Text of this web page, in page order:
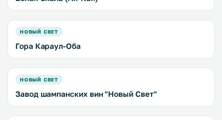
НОВЫЙ СВЕТ
Гора Караул-Оба
НОВЫЙ СВЕТ
Завод шампанских вин "Новый Свет"